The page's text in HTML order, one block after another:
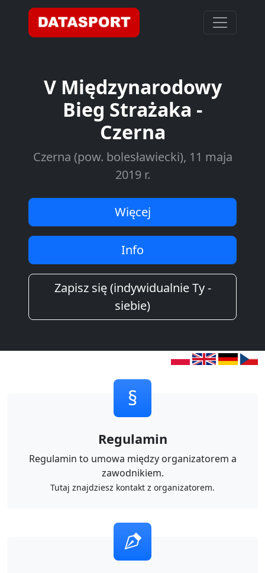
V Międzynarodowy
Bieg Strażaka -
Czerna
Czerna (pow. bolesławiecki), 11 maja
2019 r.
Więcej
Info
Zapisz się (indywidualnie Ty -
siebie)
§
Regulamin
Regulamin to umowa między organizatorem a
zawodnikiem.
Tutaj znajdziesz kontakt z organizatorem.